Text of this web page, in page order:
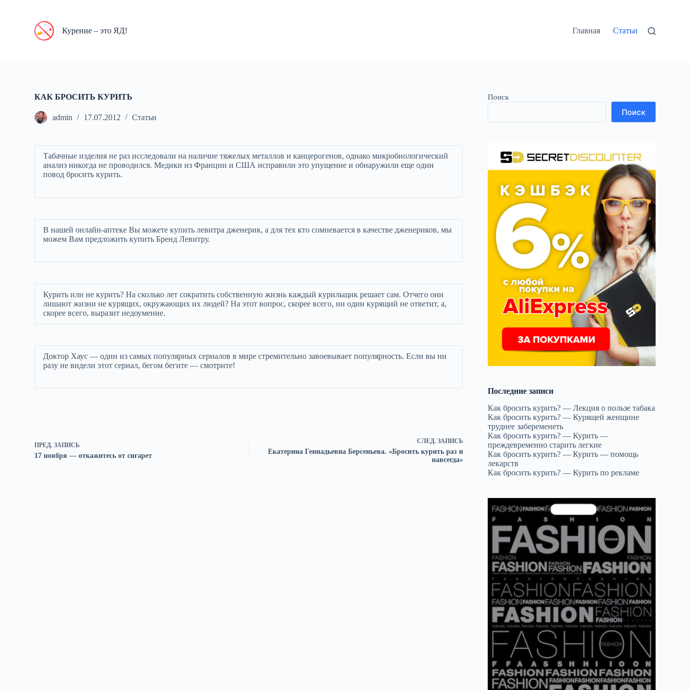
Курение – это ЯД! Главная Статьи
КАК БРОСИТЬ КУРИТЬ
admin 17.07.2012 Статьи
Табачные изделия не раз исследовали на наличие тяжелых металлов и канцерогенов, однако микробиологический
анализ никогда не проводился. Медики из Франции и США исправили это упущение и обнаружили еще один
повод бросить курить.
В нашей онлайн-аптеке Вы можете купить левитра дженерик, а для тех кто сомневается в качестве дженериков, мы
можем Вам предложить купить Бренд Левитру.
Курить или не курить? На сколько лет сократить собственную жизнь каждый курильщик решает сам. Отчего они
лишают жизни не курящих, окружающих их людей? На этот вопрос, скорее всего, ни один курящий не ответит, а,
скорее всего, выразит недоумение.
Доктор Хаус — один из самых популярных сериалов в мире стремительно завоевывает популярность. Если вы ни
разу не видели этот сериал, бегом бегите — смотрите!
ПРЕД.ЗАПИСЬ
17 ноября — откажитесь от сигарет
СЛЕД. ЗАПИСЬ
Екатерина Геннадьевна Берсеньева. «Бросить курить раз и
навсегда»
Поиск
Поиск
Последние записи
Как бросить курить? — Лекция о пользе табака
Как бросить курить? — Курящей женщине
труднее забеременеть
Как бросить курить? — Курить —
преждевременно старить легкие
Как бросить курить? — Курить — помощь
лекарств
Как бросить курить? — Курить по рекламе